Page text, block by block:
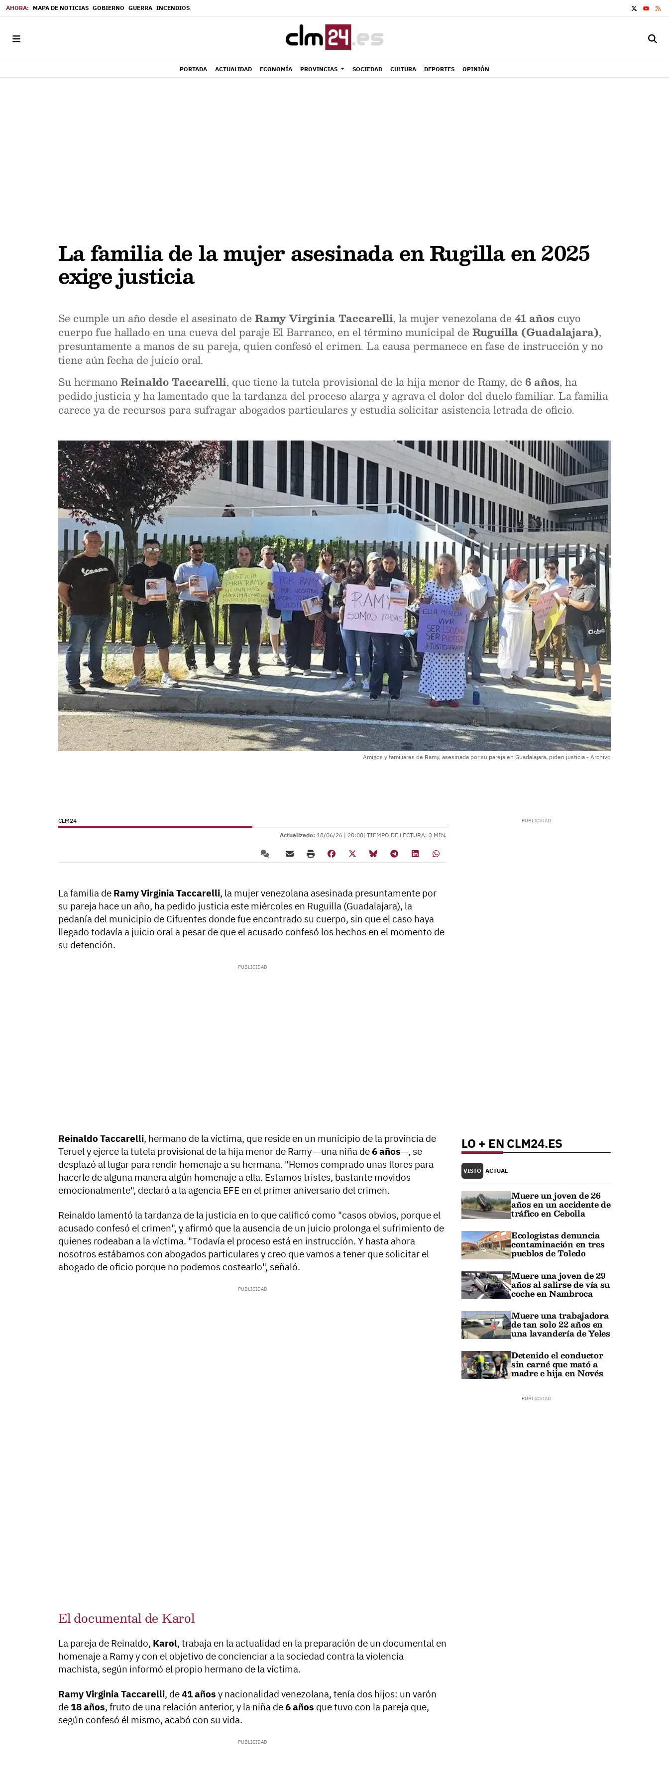
MAPA DE NOTICIAS GOBIERNO GUERRA INCENDIOS
YOUTUBE
PORTADA ACTUALIDAD ECONOMÍA PROVINCIAS SOCIEDAD CULTURA DEPORTES OPINIÓN
La familia de la mujer asesinada en Rugilla en 2025
exige justicia
Se cumple un año desde el asesinato de Ramy Virginia Taccarelli, la mujer venezolana de 41 años cuyo
cuerpo fue hallado en una cueva del paraje El Barranco, en el término municipal de Ruguilla (Guadalajara),
presuntamente a manos de su pareja, quien confesó el crimen. La causa permanece en fase de instrucción y no
tiene aún fecha de juicio oral.
Su hermanoReinaldo Taccarelli, que tiene la tutela provisional de la hija menor de Ramy, de 6 años, ha
pedido justicia y ha lamentado que la tardanza del proceso alarga y agrava el dolor del duelo familiar. La familia
carece ya de recursos para sufragar abogados particulares y estudia solicitar asistencia letrada de oficio.
Amigos y familiares de Ramy, asesinada por su pareja en Guadalajara, piden justicia - Archivo
CLM24
Actualizado: 18/06/26 | 20:08| TIEMPO DE LECTURA: 3 MIN.
La familia de Ramy Virginia Taccarelli, la mujer venezolana asesinada presuntamente por
su pareja hace un año, ha pedido justicia este miércoles en Ruguilla (Guadalajara), la
pedanía del municipio de Cifuentes donde fue encontrado su cuerpo, sin que el caso haya
llegado todavía a juicio oral a pesar de que el acusado confesó los hechos en el momento de
su detención.
Reinaldo Taccarelli, hermano de la víctima, que reside en un municipio de la provincia de
Teruel y ejerce la tutela provisional de la hija menor de Ramy —una niña de6 años—, se
desplazó al lugar para rendir homenaje a su hermana. "Hemos comprado unas flores para
hacerle de alguna manera algún homenaje a ella. Estamos tristes, bastante movidos
emocionalmente", declaró a la agencia EFE en el primer aniversario del crimen.
Reinaldo lamentó la tardanza de la justicia en lo que calificó como "casos obvios, porque el
acusado confesó el crimen", y afirmó que la ausencia de un juicio prolonga el sufrimiento de
quienes rodeaban a la víctima. "Todavía el proceso está en instrucción. Y hasta ahora
nosotros estábamos con abogados particulares y creo que vamos a tener que solicitar el
abogado de oficio porque no podemos costearlo", señaló.
El documental de Karol
La pareja de Reinaldo, Karol, trabaja en la actualidad en la preparación de un documental en
homenaje a Ramy y con el objetivo de concienciar a la sociedad contra la violencia
machista, según informó el propio hermano de la víctima.
Ramy Virginia Taccarelli, de41 años y nacionalidad venezolana, tenía dos hijos: un varón
de 18 años, fruto de una relación anterior, y la niña de6 años que tuvo con la pareja que,
según confesó él mismo, acabó con su vida.
LO + EN CLM24.ES
VISTO ACTUAL
Muere un joven de 26
años en un accidente de
tráfico en Cebolla
Ecologistas denuncia
contaminación en tres
pueblos de Toledo
Muere una joven de 29
años al salirse de vía su
coche en Nambroca
Muere una trabajadora
de tan solo 22 años en
una lavandería de Yeles
Detenido el conductor
sin carné que mató a
madre e hija en Novés